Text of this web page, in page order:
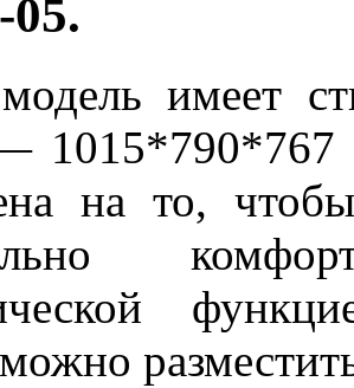
05.
имеет
1015*790*767
на то,